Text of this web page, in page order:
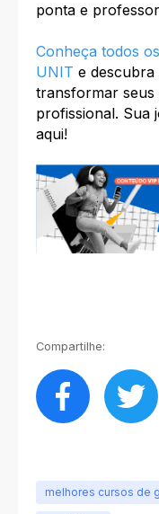
ponta e
Conheça todos
UNIT e
transformar seus
profissional. Sua
aqui!
Compartilhe:
melhores cursos de